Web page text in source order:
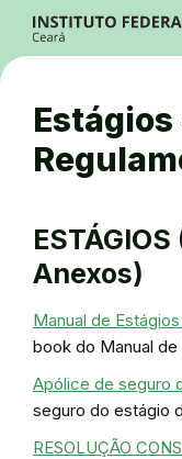
Ir para a busca
Ir para o menu principal
Ir para o conteúdo
Alto Contraste
Login da Área
Acessibilidade
Estágios
Anexos)
Manual de
book do Manual
Apólice de seguro
seguro do estágio
RESOLUÇÃO